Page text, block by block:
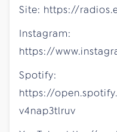
Site: https://
Instagram:
https://
Spotify:
https://
v4nap3tlruv